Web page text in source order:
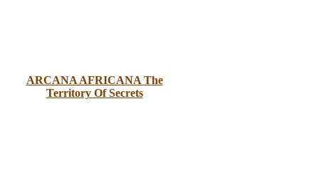
ARCANA AFRICANA The
Territory Of Secrets